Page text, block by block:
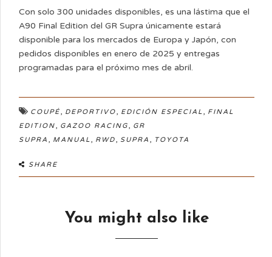
Con solo 300 unidades disponibles, es una lástima que el
A90 Final Edition del GR Supra únicamente estará
disponible para los mercados de Europa y Japón, con
pedidos disponibles en enero de 2025 y entregas
programadas para el próximo mes de abril.
COUPÉ, DEPORTIVO, EDICIÓN ESPECIAL, FINAL
EDITION, GAZOO RACING, GR
SUPRA , MANUAL, RWD, SUPRA , TOYOTA
SHARE
You might also like